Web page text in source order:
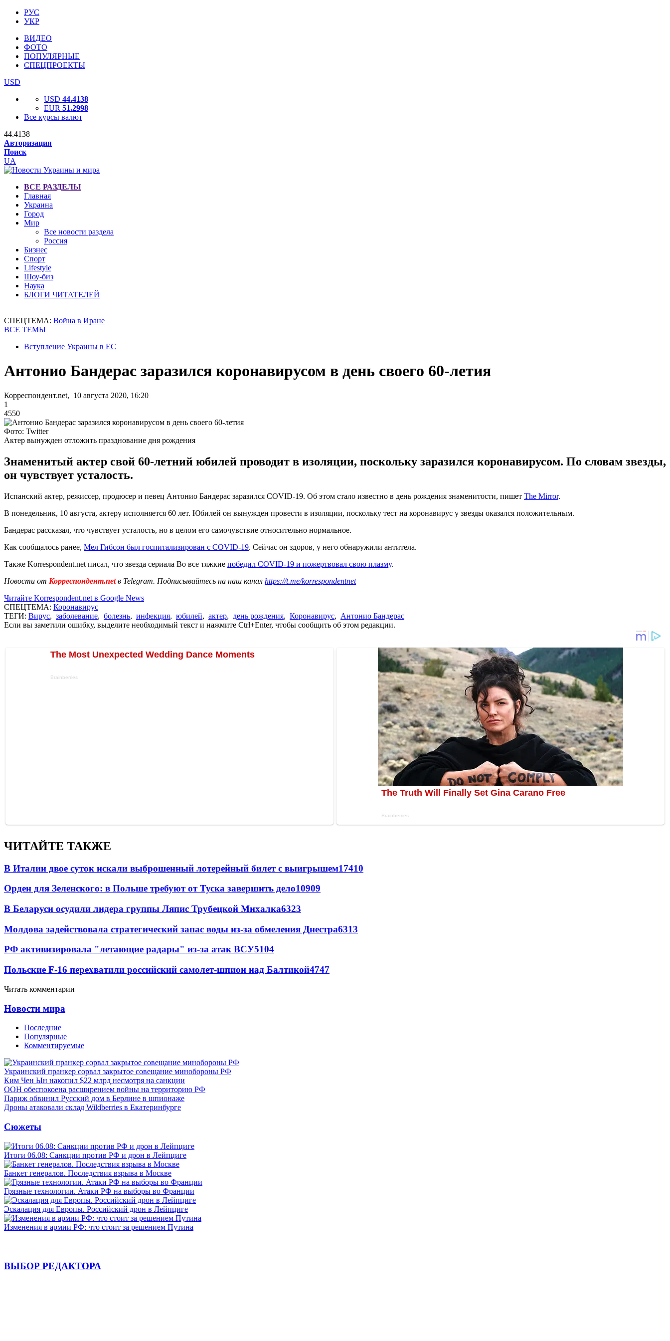
РУС
УКР
ВИДЕО
ФОТО
ПОПУЛЯРНЫЕ
СПЕЦПРОЕКТЫ
USD
USD 44.4138
EUR 51.2998
Все курсы валют
44.4138
Авторизация
Поиск
UA
ВСЕ РАЗДЕЛЫ
Главная
Украина
Город
Мир
Все новости раздела
Россия
Бизнес
Спорт
Lifestyle
Шоу-биз
Наука
БЛОГИ ЧИТАТЕЛЕЙ
СПЕЦТЕМА: Война в Иране
ВСЕ ТЕМЫ
Вступление Украины в ЕС
Антонио Бандерас заразился коронавирусом в день своего 60-летия
Корреспондент.net, 10 августа 2020, 16:20
1
4550
Фото: Twitter
Актер вынужден отложить празднование дня рождения
Знаменитый актер свой 60-летний юбилей проводит в изоляции, поскольку заразился коронавирусом. По словам звезды,
он чувствует усталость.
Испанский актер, режиссер, продюсер и певец Антонио Бандерас заразился COVID-19. Об этом стало известно в день рождения знаменитости, пишет The Mirror.
В понедельник, 10 августа, актеру исполняется 60 лет. Юбилей он вынужден провести в изоляции, поскольку тест на коронавирус у звезды оказался положительным.
Бандерас рассказал, что чувствует усталость, но в целом его самочувствие относительно нормальное.
Как сообщалось ранее, Мел Гибсон был госпитализирован с COVID-19. Сейчас он здоров, у него обнаружили антитела.
Также Korrespondent.net писал, что звезда сериала Во все тяжкие победил COVID-19 и пожертвовал свою плазму.
Новости от Корреспондент.netв Telegram. Подписывайтесь на наш канал https://t.me/korrespondentnet
Читайте Korrespondent.net в Google News
СПЕЦТЕМА: Коронавирус
ТЕГИ: Вирус, заболевание, болезнь, инфекция, юбилей, актер, день рождения, Коронавирус, Антонио Бандерас
Если вы заметили ошибку, выделите необходимый текст и нажмите Ctrl+Enter, чтобы сообщить об этом редакции.
ЧИТАЙТЕ ТАКЖЕ
В Италии двое суток искали выброшенный лотерейный билет с выигрышем17410
Орден для Зеленского: в Польше требуют от Туска завершить дело10909
В Беларуси осудили лидера группы Ляпис Трубецкой Михалка6323
Молдова задействовала стратегический запас воды из-за обмеления Днестра6313
РФ активизировала "летающие радары" из-за атак ВСУ5104
Польские F-16 перехватили российский самолет-шпион над Балтикой4747
Читать комментарии
Новости мира
Последние
Популярные
Комментируемые
Украинский пранкер сорвал закрытое совещание минобороны РФ
Ким Чен Ын накопил $22 млрд несмотря на санкции
ООН обеспокоена расширением войны на территорию РФ
Париж обвинил Русский дом в Берлине в шпионаже
Дроны атаковали склад Wildberries в Екатеринбурге
Сюжеты
Итоги 06.08: Санкции против РФ и дрон в Лейпциге
Банкет генералов. Последствия взрыва в Москве
Грязные технологии. Атаки РФ на выборы во Франции
Эскалация для Европы. Российский дрон в Лейпциге
Изменения в армии РФ: что стоит за решением Путина
ВЫБОР РЕДАКТОРА